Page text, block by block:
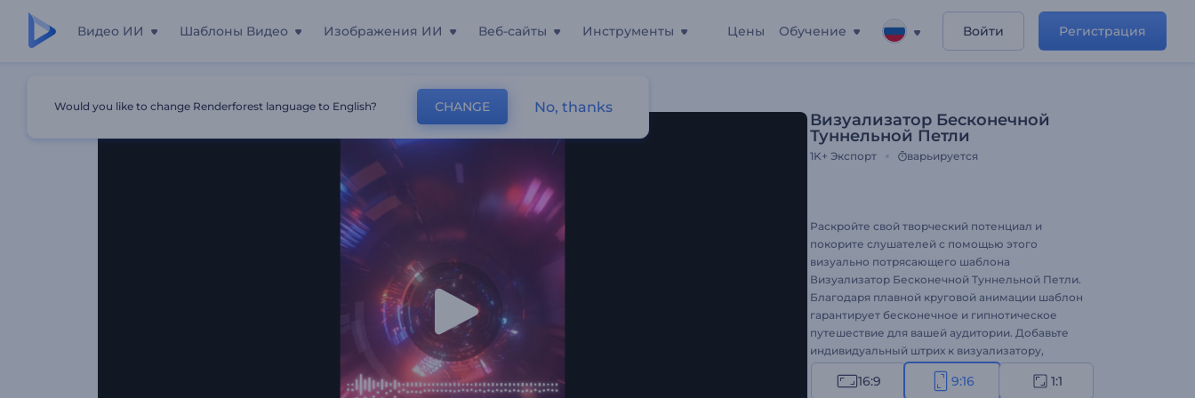
Видео ИИ Шаблоны Видео Изображения ИИ Веб-сайты Инструменты Цены Обучение Войти Регистрация
Визуализатор Бесконечной Туннельной Петли
Визуализатор Бесконечной
Туннельной Петли
1K+ Экспорт варьируется
Раскройте свой творческий потенциал и
покорите слушателей с помощью этого
визуально потрясающего шаблона
Визуализатор Бесконечной Туннельной Петли.
Благодаря плавной круговой анимации шаблон
гарантирует бесконечное и гипнотическое
путешествие для вашей аудитории. Добавьте
индивидуальный штрих к визуализатору,
загрузив свой трек и выбрав один из стилей,
соответствующий настроению и жанру вашей
16:9 9:16 1:1
Would you like to change Renderforest language to English? CHANGE No, thanks